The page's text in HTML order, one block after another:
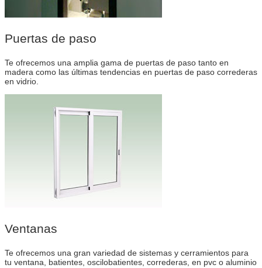
Puertas de paso
Te ofrecemos una amplia gama de puertas de paso tanto en
madera como las últimas tendencias en puertas de paso correderas
en vidrio.
Ventanas
Te ofrecemos una gran variedad de sistemas y cerramientos para
tu ventana, batientes, oscilobatientes, correderas, en pvc o aluminio